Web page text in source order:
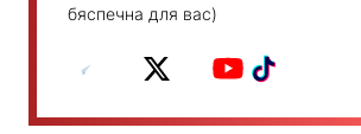
бяспечна для вас)